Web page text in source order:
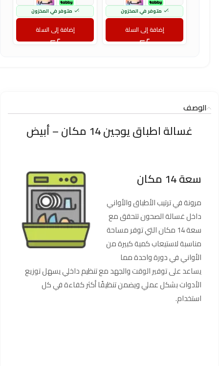
متوفر في المخزون
إضافة إلى السلة
متوفر في المخزون
إضافة إلى السلة
الوصف
غسالة اطباق يوجين 14 مكان – أبيض
سعة 14 مكان
مرونة في ترتيب الأطباق والأواني
داخل غسالة الصحون تتحقق مع
سعة 14 مكان التي توفر مساحة
مناسبة لاستيعاب كمية كبيرة من
الأواني في دورة واحدة مما
يساعد على توفير الوقت والجهد مع تنظيم داخلي يسهل توزيع
الأدوات بشكل عملي ويضمن تنظيفًا أكثر كفاءة في كل
استخدام.